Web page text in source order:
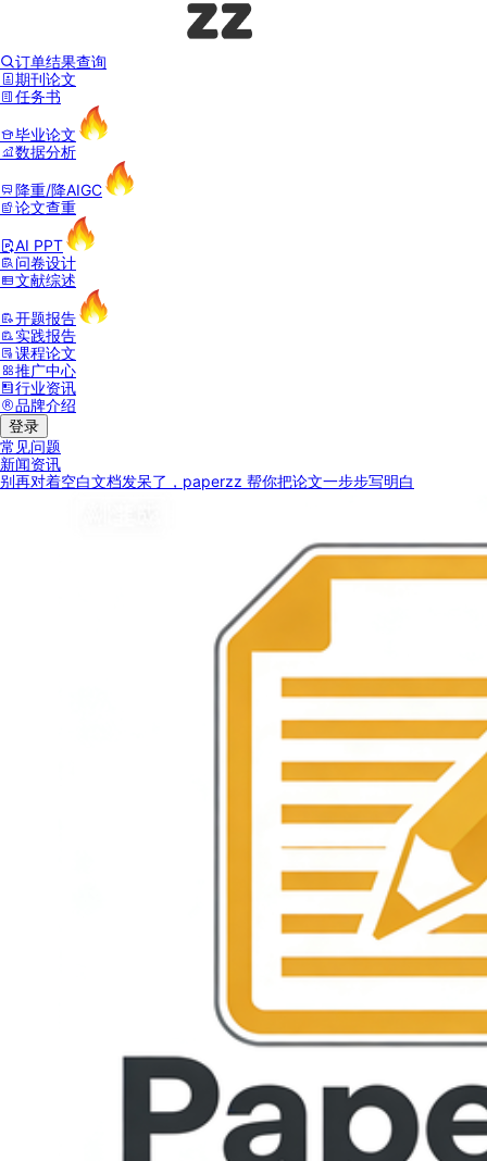
订单结果查询
期刊论文
任务书
毕业论文
数据分析
降重/降AIGC
论文查重
AI PPT
问卷设计
文献综述
开题报告
实践报告
课程论文
推广中心
行业资讯
品牌介绍
登录
常见问题
新闻资讯
别再对着空白文档发呆了，paperzz 帮你把论文一步步写明白